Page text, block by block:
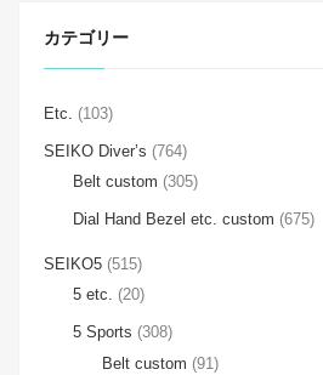
カテゴリー
Etc. (103)
SEIKO Diver’s (764)
Belt custom (305)
Dial Hand Bezel etc. custom (675)
SEIKO5 (515)
5 etc. (20)
5 Sports (308)
Belt custom (91)